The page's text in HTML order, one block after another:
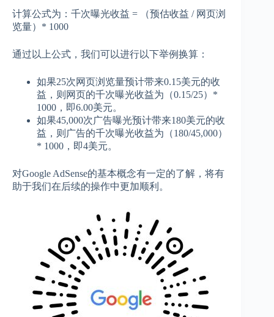
计算公式为：千次曝光收益 = （预估收益 / 网页浏
览量）* 1000
通过以上公式，我们可以进行以下举例换算：
如果25次网页浏览量预计带来0.15美元的收
益，则网页的千次曝光收益为（0.15/25）*
1000，即6.00美元。
如果45,000次广告曝光预计带来180美元的收
益，则广告的千次曝光收益为（180/45,000）
* 1000，即4美元。
对Google AdSense的基本概念有一定的了解，将有
助于我们在后续的操作中更加顺利。